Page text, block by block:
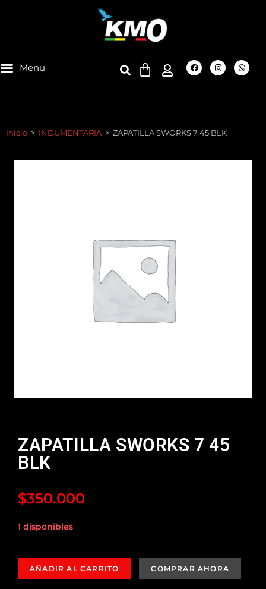
Inicio > INDUMENTARIA > ZAPATILLA SWORKS 7 45 BLK
ZAPATILLA SWORKS 7 45
BLK
$350.000
1 disponibles
AÑADIR AL CARRITO